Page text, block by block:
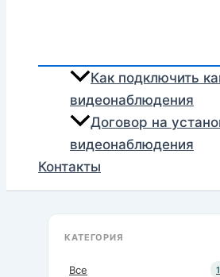
Как подключить
видеонаблюдения
Договор на
видеонаблюдения
Контакты
КАТЕГОРИЯ
Все